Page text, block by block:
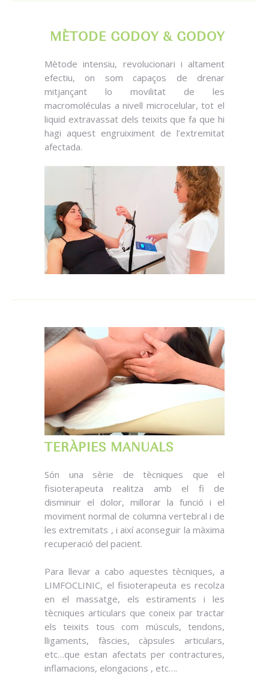
MÈTODE GODOY & GODOY
Mètode intensiu, revolucionari i altament
efectiu, on som capaços de drenar
mitjançant lo movilitat de les
macromoléculas a nivell microcelular, tot el
liquid extravassat dels teixits que fa que hi
hagi aquest engruiximent de l’extremitat
afectada.
TERÀPIES MANUALS
Són una sèrie de tècniques que el
fisioterapeuta realitza amb el fi de
disminuir el dolor, millorar la funció i el
moviment normal de columna vertebral i de
les extremitats , i així aconseguir la màxima
recuperació del pacient.
Para llevar a cabo aquestes tècniques, a
LIMFOCLINIC, el fisioterapeuta es recolza
en el massatge, els estiraments i les
tècniques articulars que coneix par tractar
els teixits tous com músculs, tendons,
lligaments, fàscies, càpsules articulars,
etc…que estan afectats per contractures,
inflamacions, elongacions , etc….